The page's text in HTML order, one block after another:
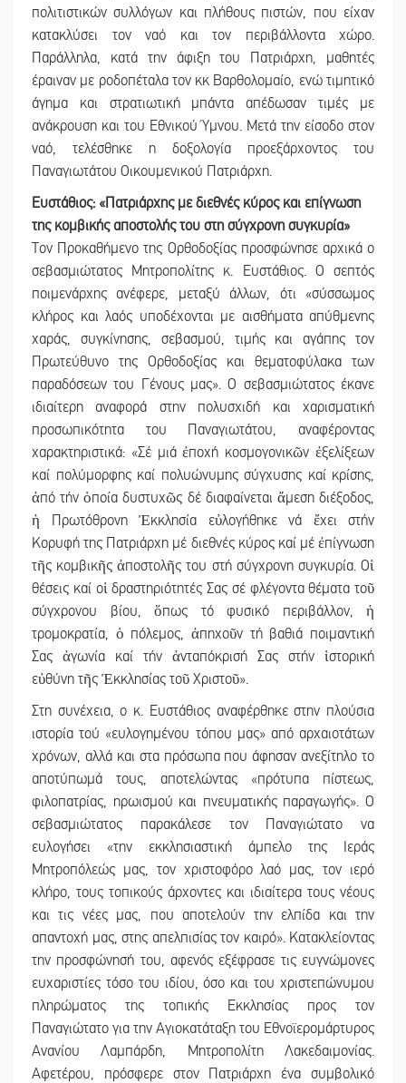
πολιτιστικών συλλόγων και πλήθους πιστών, που είχαν
κατακλύσει τον ναό και τον περιβάλλοντα χώρο.
Παράλληλα, κατά την άφιξη του Πατριάρχη, μαθητές
έραιναν με ροδοπέταλα τον κκ Βαρθολομαίο, ενώ τιμητικό
άγημα και στρατιωτική μπάντα απέδωσαν τιμές με
ανάκρουση και του Εθνικού Ύμνου. Μετά την είσοδο στον
ναό, τελέσθηκε η δοξολογία προεξάρχοντος του
Παναγιωτάτου Οικουμενικού Πατριάρχη.
Ευστάθιος: «Πατριάρχης με διεθνές κύρος και επίγνωση
της κομβικής αποστολής του στη σύγχρονη συγκυρία»
Τον Προκαθήμενο της Ορθοδοξίας προσφώνησε αρχικά ο
σεβασμιώτατος Μητροπολίτης κ. Ευστάθιος. Ο σεπτός
ποιμενάρχης ανέφερε, μεταξύ άλλων, ότι «σύσσωμος
κλήρος και λαός υποδέχονται με αισθήματα απύθμενης
χαράς, συγκίνησης, σεβασμού, τιμής και αγάπης τον
Πρωτεύθυνο της Ορθοδοξίας και θεματοφύλακα των
παραδόσεων του Γένους μας». Ο σεβασμιώτατος έκανε
ιδιαίτερη αναφορά στην πολυσχιδή και χαρισματική
προσωπικότητα του Παναγιωτάτου, αναφέροντας
χαρακτηριστικά: «Σέ μιά ἐποχή κοσμογονικῶν ἐξελίξεων
καί πολύμορφης καί πολυώνυμης σύγχυσης καί κρίσης,
ἀπό τήν ὁποία δυστυχῶς δέ διαφαίνεται ἄμεση διέξοδος,
ἡ Πρωτόθρονη Ἐκκλησία εὐλογήθηκε νά ἔχει στήν
Κορυφή της Πατριάρχη μέ διεθνές κύρος καί μέ ἐπίγνωση
τῆς κομβικῆς ἀποστολῆς του στή σύγχρονη συγκυρία. Οἱ
θέσεις καί οἱ δραστηριότητές Σας σέ φλέγοντα θέματα τοῦ
σύγχρονου βίου, ὅπως τό φυσικό περιβάλλον, ἡ
τρομοκρατία, ὁ πόλεμος, ἀπηχοῦν τή βαθιά ποιμαντική
Σας ἀγωνία καί τήν ἀνταπόκρισή Σας στήν ἱστορική
εὐθύνη τῆς Ἐκκλησίας τοῦ Χριστοῦ».
Στη συνέχεια, ο κ. Ευστάθιος αναφέρθηκε στην πλούσια
ιστορία τού «ευλογημένου τόπου μας» από αρχαιοτάτων
χρόνων, αλλά και στα πρόσωπα που άφησαν ανεξίτηλο το
αποτύπωμά τους, αποτελώντας «πρότυπα πίστεως,
φιλοπατρίας, ηρωισμού και πνευματικής παραγωγής». Ο
σεβασμιώτατος παρακάλεσε τον Παναγιώτατο να
ευλογήσει «την εκκλησιαστική άμπελο της Ιεράς
Μητροπόλεώς μας, τον χριστοφόρο λαό μας, τον ιερό
κλήρο, τους τοπικούς άρχοντες και ιδιαίτερα τους νέους
και τις νέες μας, που αποτελούν την ελπίδα και την
απαντοχή μας, στης απελπισίας τον καιρό». Κατακλείοντας
την προσφώνησή του, αφενός εξέφρασε τις ευγνώμονες
ευχαριστίες τόσο του ιδίου, όσο και του χριστεπώνυμου
πληρώματος της τοπικής Εκκλησίας προς τον
Παναγιώτατο για την Αγιοκατάταξη του Εθνοϊερομάρτυρος
Ανανίου Λαμπάρδη, Μητροπολίτη Λακεδαιμονίας.
Αφετέρου, πρόσφερε στον Πατριάρχη ένα συμβολικό